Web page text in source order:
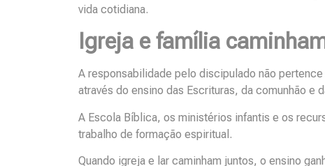
vida cotidiana.
Igreja e família
A responsabilidade pelo discipulado não
através do ensino das Escrituras, da comunhão e
A Escola Bíblica, os ministérios infantis e os
trabalho de formação espiritual.
Quando igreja e lar caminham juntos, o ensino